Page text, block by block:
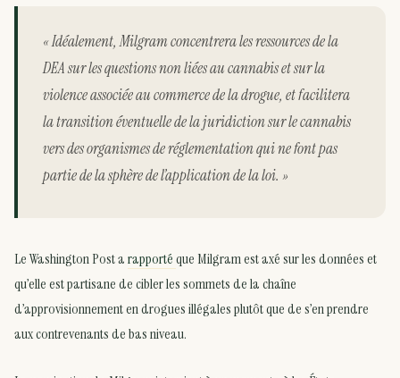
« Idéalement, Milgram concentrera les ressources de la
DEA sur les questions non liées au cannabis et sur la
violence associée au commerce de la drogue, et facilitera
la transition éventuelle de la juridiction sur le cannabis
vers des organismes de réglementation qui ne font pas
partie de la sphère de l’application de la loi. »
Le Washington Post arapportéque Milgram est axé sur les données et
qu’elle est partisane de cibler les sommets de la chaîne
d’approvisionnement en drogues illégales plutôt que de s’en prendre
aux contrevenants de bas niveau.